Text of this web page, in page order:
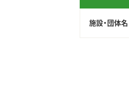
施設・団体名